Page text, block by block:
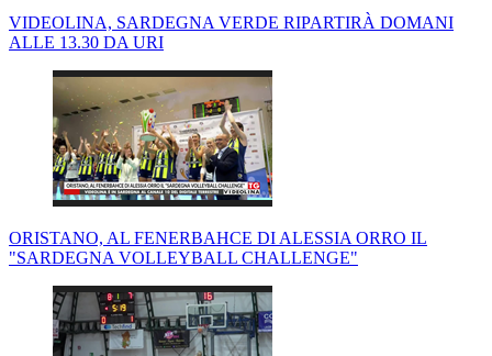
VIDEOLINA, SARDEGNA VERDE RIPARTIRÀ DOMANI
ALLE 13.30 DA URI
ORISTANO, AL FENERBAHCE DI ALESSIA ORRO IL
"SARDEGNA VOLLEYBALL CHALLENGE"